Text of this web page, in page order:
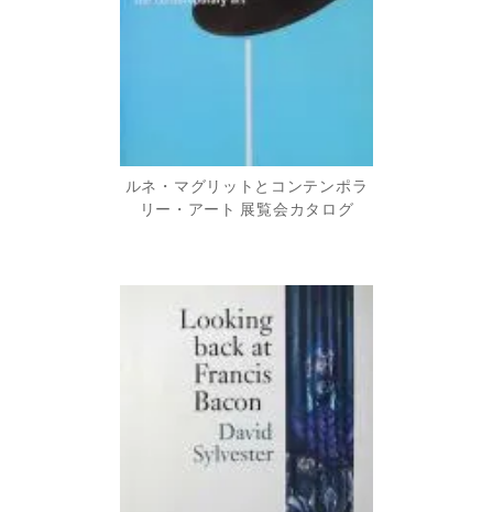
ルネ・マグリットとコンテンポラ
リー・アート 展覧会カタログ